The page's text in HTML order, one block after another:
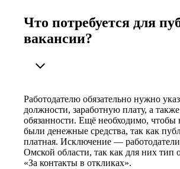
Что потребуется для
вакансии?
Работодателю обязательно нужно
должности, заработную плату, а
обязанности. Ещё необходимо, чтобы
были денежные средства, так как
платная. Исключение —
Омской области, так как для них тип
«За контакты в откликах».